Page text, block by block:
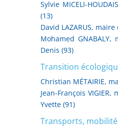
Sylvie MICELI-
(13)
David LAZARUS,
Mohamed GNABALY,
Denis (93)
Transition
Christian MÉTAIRIE,
Jean-François
Yvette (91)
Transports,